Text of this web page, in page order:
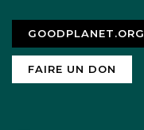
GOODPLANET.ORG
FAIRE UN DON